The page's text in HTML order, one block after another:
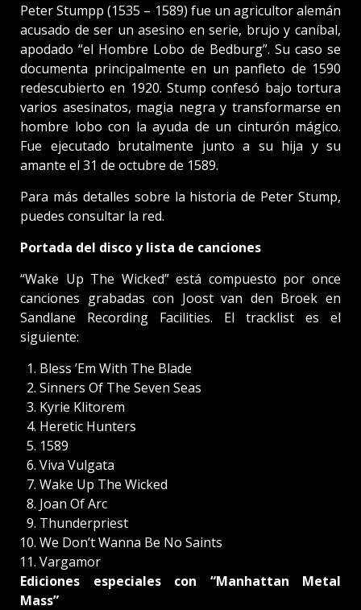
Peter Stumpp (1535 – 1589) fue un agricultor alemán
acusado de ser un asesino en serie, brujo y caníbal,
apodado “el Hombre Lobo de Bedburg”. Su caso se
documenta principalmente en un panfleto de 1590
redescubierto en 1920. Stump confesó bajo tortura
varios asesinatos, magia negra y transformarse en
hombre lobo con la ayuda de un cinturón mágico.
Fue ejecutado brutalmente junto a su hija y su
amante el 31 de octubre de 1589.
Para más detalles sobre la historia de Peter Stump,
puedes consultar la red.
Portada del disco y lista de canciones
“Wake Up The Wicked” está compuesto por once
canciones grabadas con Joost van den Broek en
Sandlane Recording Facilities. El tracklist es el
siguiente:
Bless ’Em With The Blade
Sinners Of The Seven Seas
Kyrie Klitorem
Heretic Hunters
1589
Viva Vulgata
Wake Up The Wicked
Joan Of Arc
Thunderpriest
We Don’t Wanna Be No Saints
Vargamor
Ediciones especiales con “Manhattan Metal
Mass”